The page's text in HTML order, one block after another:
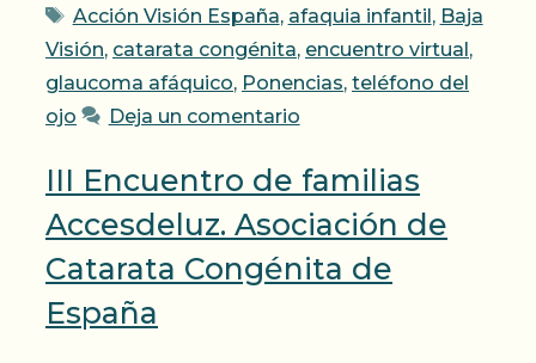
Etiquetas
Acción Visión España, afaquia infantil , Baja
Visión, catarata congénita, encuentro virtual ,
glaucoma afáquico, Ponencias, teléfono del
ojo
Deja un comentario
III Encuentro de familias
Accesdeluz. Asociación de
Catarata Congénita de
España